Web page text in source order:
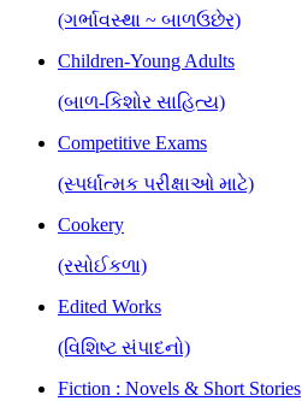
(ગર્ભાવસ્થા ~ બાળઉછેર)
Children-Young Adults
(બાળ-કિશોર સાહિત્ય)
Competitive Exams
(સ્પર્ધાત્મક પરીક્ષાઓ માટે)
Cookery
(રસોઈકળા)
Edited Works
(વિશિષ્ટ સંપાદનો)
Fiction : Novels & Short Stories